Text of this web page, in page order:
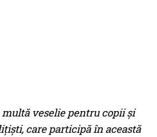
veselie pentru copii și
care participă în această